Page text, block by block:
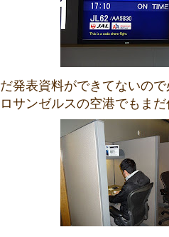
発表資料ができてないの
サンゼルスの空港でもま